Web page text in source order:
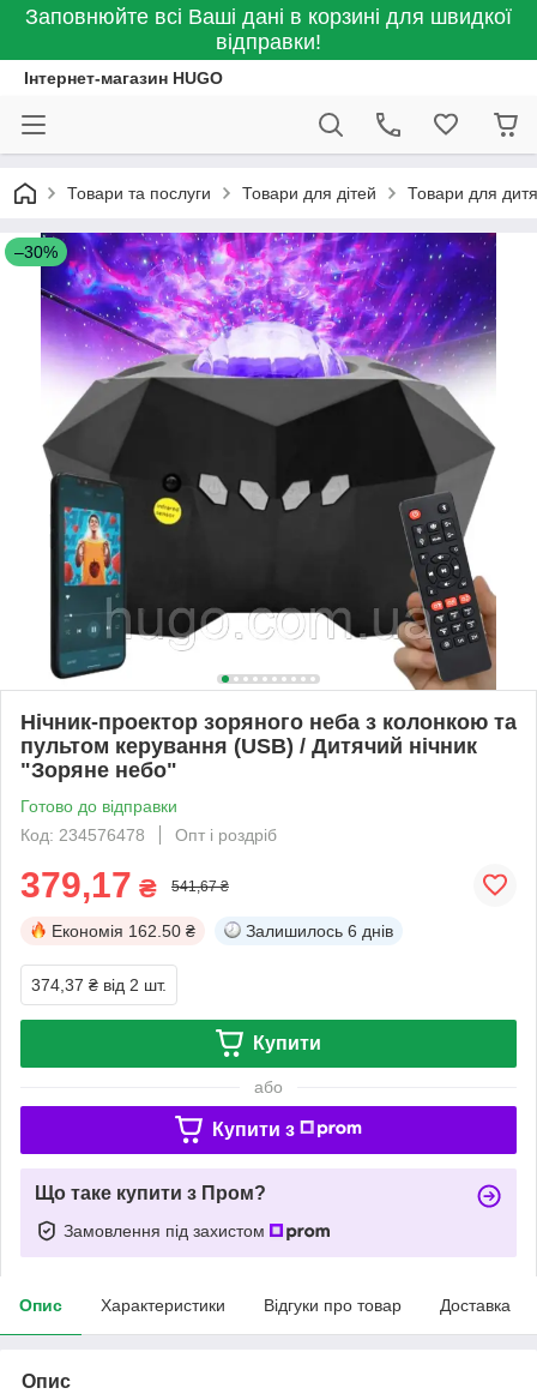
Заповнюйте всі Ваші дані в корзині для швидкої
відправки!
Інтернет-магазин HUGO
Товари та послуги Товари для дітей Товари для
–30%
Нічник-проектор зоряного неба з колонкою та
пультом керування (USB) / Дитячий нічник
"Зоряне небо"
Готово до відправки
Код: 234576478
Опт і роздріб
379,17 ₴ 541,67 ₴
Економія 162.50 ₴ Залишилось 6 днів
374,37 ₴ від 2 шт.
Купити
або
Купити з
Що таке купити з Пром?
Замовлення під захистом
Опис Характеристики Відгуки про товар Доставка
Опис